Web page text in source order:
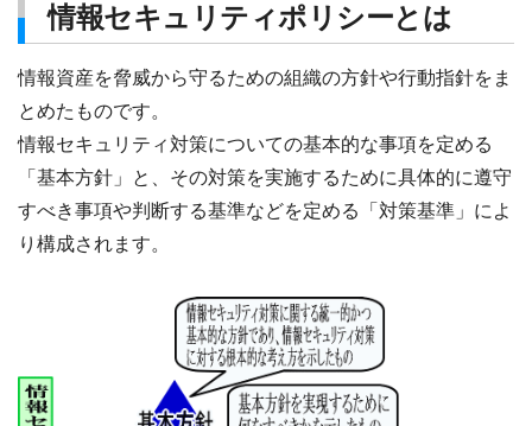
情報セキュリティポリシーとは
情報資産を脅威から守るための組織の方針や行動指針をま
とめたものです。
情報セキュリティ対策についての基本的な事項を定める
「基本方針」と、その対策を実施するために具体的に遵守
すべき事項や判断する基準などを定める「対策基準」によ
り構成されます。